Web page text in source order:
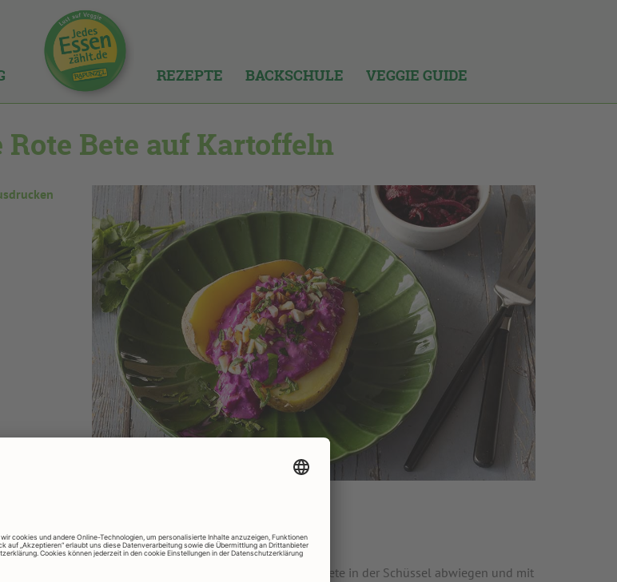
REZEPTE BACKSCHULE VEGGIE GUIDE
Bete auf Kartoffeln
Zubereitung
Eine Schüssel auf die Waage stellen. Rote Bete in der Schüssel abwiegen und mit